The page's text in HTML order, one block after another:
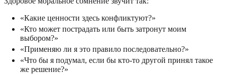
«Какие ценности здесь конфликтуют?»
«Кто может пострадать или быть затронут моим
выбором?»
«Применяю ли я это правило последовательно?»
«Что бы я подумал, если бы кто-то другой принял такое
же решение?»